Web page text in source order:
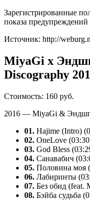
Зарегистрированные
показа предупреждений
Источник: http://
MiyaGi x
Discography
Стоимость: 160 руб.
2016 — MiyaGi &
01. Hajime (Intro)
02. OneLove
03. God Bless
04. Санавабич
05. Половина моя
06. Лабиринты
07. Без обид (feat.
08. Бэйба судьба